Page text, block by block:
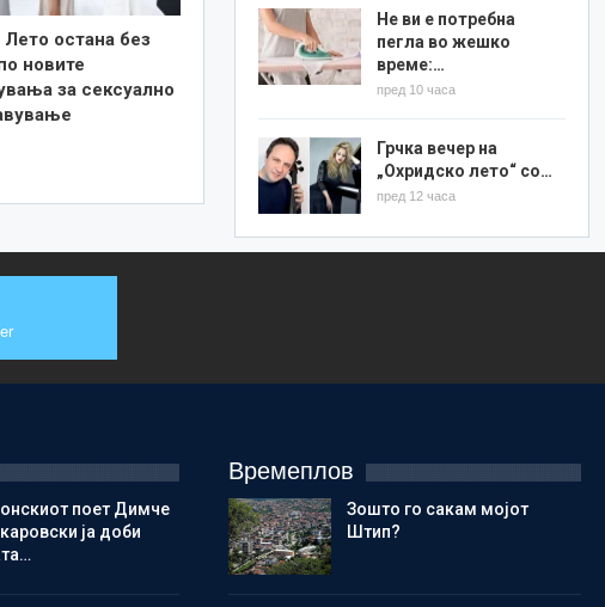
остана без
новите
за сексуално
Не ви е потребна
пегла во жешко
време:…
пред 10 часа
Грчка вечер на
„Охридско лето“ со…
пред 12 часа
поет Димче
ја доби
Времеплов
Зошто го сакам мојот
Штип?